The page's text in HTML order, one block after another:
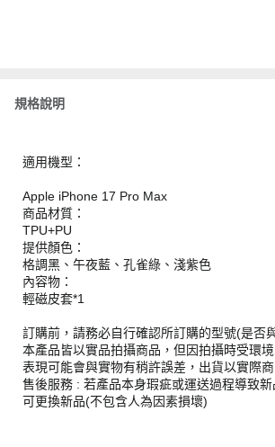
規格說明
適用機型：
Apple iPhone 17 Pro Max
商品材質：
TPU+PU
提供顏色：
格調黑、午夜藍、孔雀綠、淺紫色
內容物：
輕磁皮套*1
訂購前，請務必自行確認所訂購的型號(是否
本產品皆以實品拍攝商品，但因拍攝時受環
表現可能會與實物有稍許誤差，出貨以實際商
售後服務 : 若產品本身瑕疵或運送過程導致
可更換新品(不包含人為因素損壞)